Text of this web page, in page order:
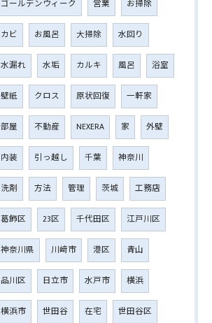
ゴールデンウィーク 営業 お掃除
カビ お風呂 大掃除 水回り
水漏れ 水垢 カルキ 風呂 浴室
壁紙 クロス 原状回復 一軒家
部屋 不動産 NEXERA 家 外壁
内装 引っ越し 千葉 神奈川
洗剤 方法 管理 茨城 工務店
葛飾区 23区 千代田区 江戸川区
神奈川県 川﨑市 港区 青山
品川区 日立市 水戸市 横浜
横浜市 世田谷 在宅 世田谷区